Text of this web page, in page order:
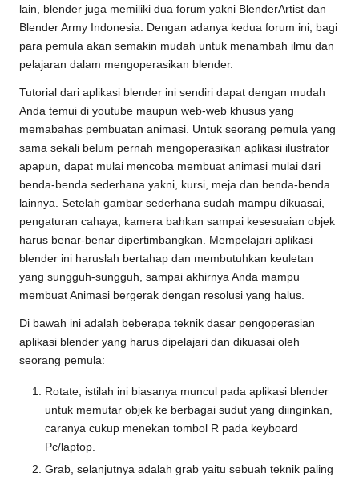
lain, blender juga memiliki dua forum yakni BlenderArtist dan
Blender Army Indonesia. Dengan adanya kedua forum ini, bagi
para pemula akan semakin mudah untuk menambah ilmu dan
pelajaran dalam mengoperasikan blender.
Tutorial dari aplikasi blender ini sendiri dapat dengan mudah
Anda temui di youtube maupun web-web khusus yang
memabahas pembuatan animasi. Untuk seorang pemula yang
sama sekali belum pernah mengoperasikan aplikasi ilustrator
apapun, dapat mulai mencoba membuat animasi mulai dari
benda-benda sederhana yakni, kursi, meja dan benda-benda
lainnya. Setelah gambar sederhana sudah mampu dikuasai,
pengaturan cahaya, kamera bahkan sampai kesesuaian objek
harus benar-benar dipertimbangkan. Mempelajari aplikasi
blender ini haruslah bertahap dan membutuhkan keuletan
yang sungguh-sungguh, sampai akhirnya Anda mampu
membuat Animasi bergerak dengan resolusi yang halus.
Di bawah ini adalah beberapa teknik dasar pengoperasian
aplikasi blender yang harus dipelajari dan dikuasai oleh
seorang pemula:
Rotate, istilah ini biasanya muncul pada aplikasi blender
untuk memutar objek ke berbagai sudut yang diinginkan,
caranya cukup menekan tombol R pada keyboard
Pc/laptop.
Grab, selanjutnya adalah grab yaitu sebuah teknik paling